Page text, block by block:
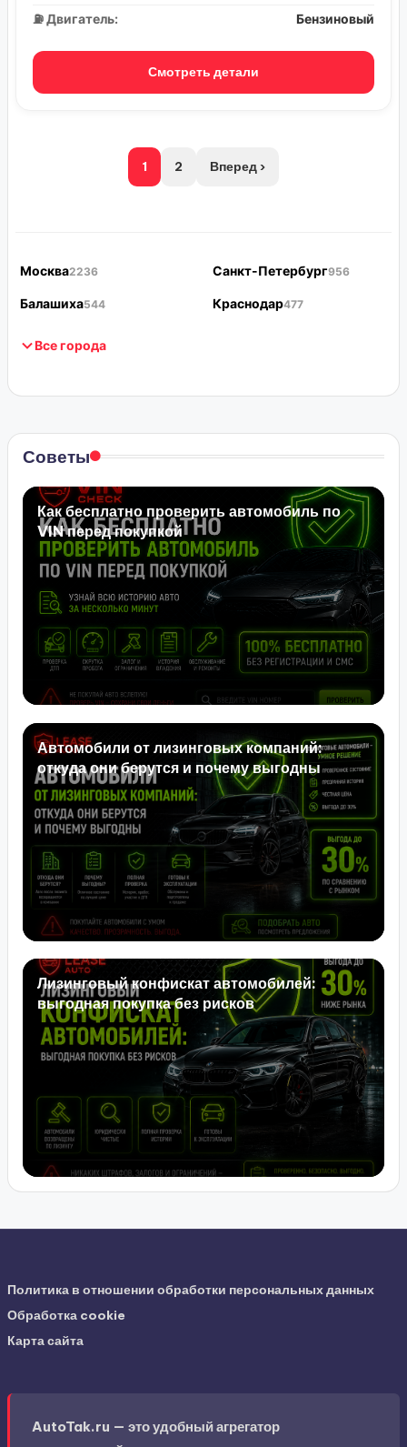
⛽ Двигатель:
Бензиновый
Смотреть детали
1 2 Вперед ›
Москва2236 Санкт-Петербург956
Балашиха544 Краснодар477
Все города
Советы
Как бесплатно проверить автомобиль по
VIN перед покупкой
Автомобили от лизинговых компаний:
откуда они берутся и почему выгодны
Лизинговый конфискат автомобилей:
выгодная покупка без рисков
Политика в отношении обработки персональных данных
Обработка cookie
Карта сайта
AutoTak.ru — это удобный агрегатор